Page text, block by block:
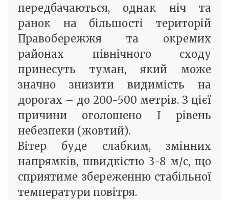
передбачаються, однак ніч та
ранок на більшості територій
Правобережжя та окремих
районах північного сходу
принесуть туман, який може
значно знизити видимість на
дорогах – до 200-500 метрів. З цієї
причини оголошено І рівень
небезпеки (жовтий).
Вітер буде слабким, змінних
напрямків, швидкістю 3-8 м/с, що
сприятиме збереженню стабільної
температури повітря.